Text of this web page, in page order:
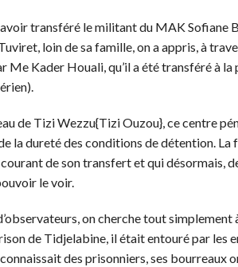
transféré le militant du MAK Sofiane
loin de sa famille, on a appris, à
Me Kader Houali, qu’il a été transféré à
de Tizi Wezzu{Tizi Ouzou}, ce centre
la dureté des conditions de détention. La
de son transfert et qui désormais,
le voir.
on cherche tout simplement
de Tidjelabine, il était entouré par les
des prisonniers, ses bourreaux